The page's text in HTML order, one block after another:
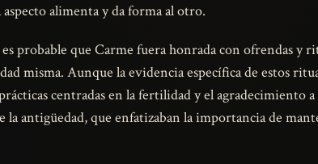
alimenta y da forma al otro.
probable que Carme fuera honrada con ofrendas y
misma. Aunque la evidencia específica de estos
centradas en la fertilidad y el agradecimiento
la antigüedad, que enfatizaban la importancia de